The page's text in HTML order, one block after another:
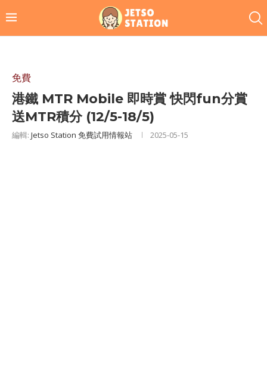
免費
港鐵 MTR Mobile 即時賞 快閃fun分賞
送MTR積分 (12/5-18/5)
編輯: Jetso Station 免費試用情報站 2025-05-15